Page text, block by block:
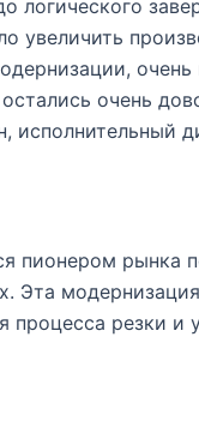
логического
увеличить
очень
исполнительный
пионером рынка
Эта
процесса резки и